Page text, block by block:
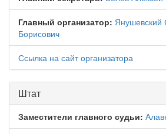
Главный организатор: Янушевский
Борисович
Ссылка на сайт организатора
Штат
Заместители главного судьи: